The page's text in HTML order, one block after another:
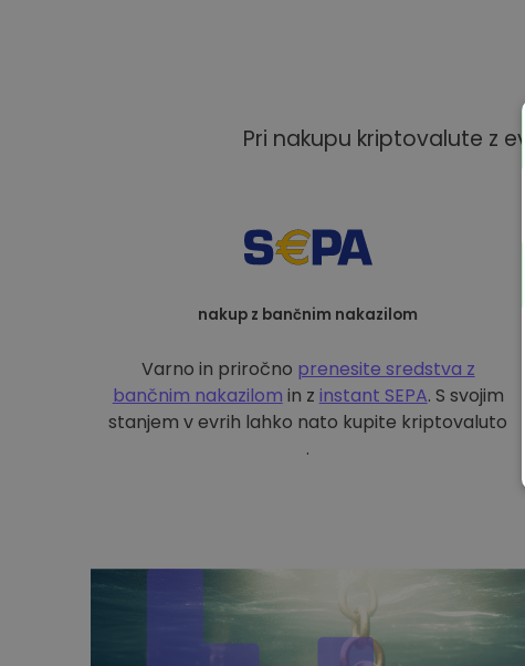
Pri nakupu kriptovalute z
nakup z bančnim nakazilom
Varno in priročno prenesite sredstva z
bančnim nakazilom in z instant SEPA. S svojim
stanjem v evrih lahko nato kupite kriptovaluto
.